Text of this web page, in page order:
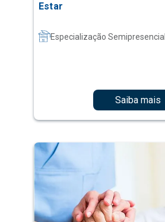
Estar
Especialização Semipresencial
Saiba mais